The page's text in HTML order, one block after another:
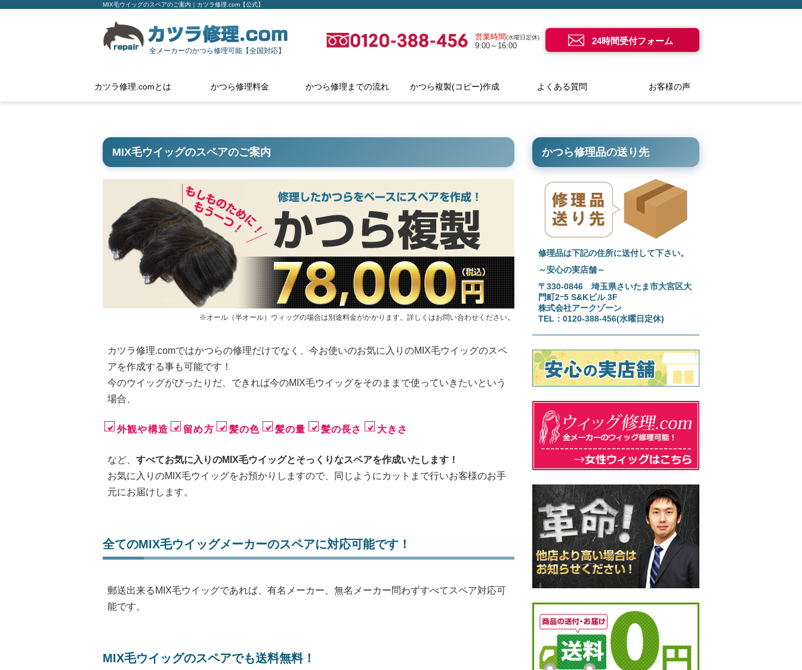
MIX毛ウイッグのスペアのご案内｜カツラ修理.com【公式】
全メーカーのかつら修理可能【全国対応】
営業時間(水曜日定休)
9:00～16:00 24時間受付フォーム
カツラ修理.comとは かつら修理料金 かつら修理までの流れ かつら複製(コピー)作成 よくある質問 お客様の声
MIX毛ウイッグのスペアのご案内
※オール（半オール）ウィッグの場合は別途料金がかかります。詳しくはお問い合わせください。
カツラ修理.comではかつらの修理だけでなく、今お使いのお気に入りのMIX毛ウイッグのスペ
アを作成する事も可能です！
今のウイッグがぴったりだ、できれば今のMIX毛ウイッグをそのままで使っていきたいという
場合、
外観や構造 留め方 髪の色 髪の量 髪の長さ 大きさ
など、 すべてお気に入りのMIX毛ウイッグとそっくりなスペアを作成いたします！
お気に入りのMIX毛ウイッグをお預かりしますので、同じようにカットまで行いお客様のお手
元にお届けします。
全てのMIX毛ウイッグメーカーのスペアに対応可能です！
郵送出来るMIX毛ウイッグであれば、有名メーカー、無名メーカー問わずすべてスペア対応可
能です。
MIX毛ウイッグのスペアでも送料無料！
かつら修理品の送り先
修理品は下記の住所に送付して下さい。
～安心の実店舗～
〒330-0846 埼玉県さいたま市大宮区大
門町2ｰ5 S&Kビル 3F
株式会社アークゾーン
TEL：0120-388-456(水曜日定休)